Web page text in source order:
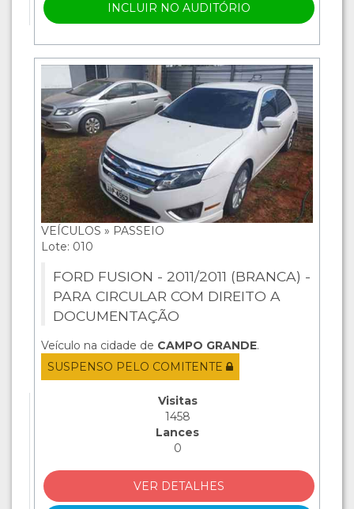
INCLUIR NO AUDITÓRIO
VEÍCULOS » PASSEIO
Lote: 010
FORD FUSION - 2011/2011 (BRANCA) -
PARA CIRCULAR COM DIREITO A
DOCUMENTAÇÃO
Veículo na cidade de CAMPO GRANDE.
SUSPENSO PELO COMITENTE
Visitas
1458
Lances
0
VER DETALHES